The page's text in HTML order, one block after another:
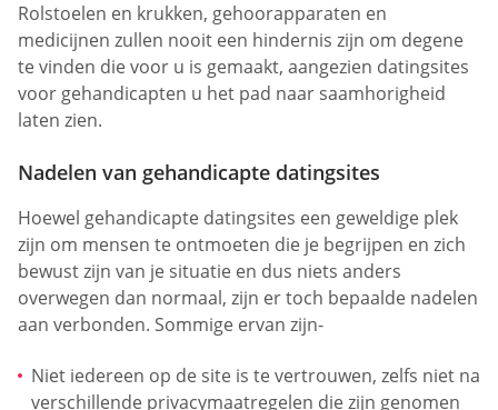
Rolstoelen en krukken, gehoorapparaten en
medicijnen zullen nooit een hindernis zijn om degene
te vinden die voor u is gemaakt, aangezien datingsites
voor gehandicapten u het pad naar saamhorigheid
laten zien.
Nadelen van gehandicapte datingsites
Hoewel gehandicapte datingsites een geweldige plek
zijn om mensen te ontmoeten die je begrijpen en zich
bewust zijn van je situatie en dus niets anders
overwegen dan normaal, zijn er toch bepaalde nadelen
aan verbonden. Sommige ervan zijn-
Niet iedereen op de site is te vertrouwen, zelfs niet na
verschillende privacymaatregelen die zijn genomen